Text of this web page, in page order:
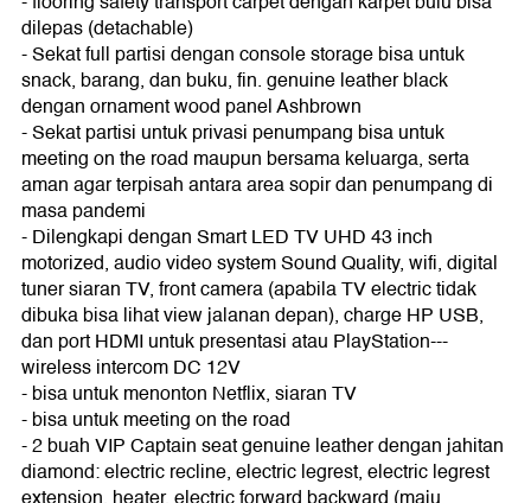
dilepas (detachable)
- Sekat full partisi dengan console storage bisa untuk
snack, barang, dan buku, fin. genuine leather black
dengan ornament wood panel Ashbrown
- Sekat partisi untuk privasi penumpang bisa untuk
meeting on the road maupun bersama keluarga, serta
aman agar terpisah antara area sopir dan penumpang di
masa pandemi
- Dilengkapi dengan Smart LED TV UHD 43 inch
motorized, audio video system Sound Quality, wifi, digital
tuner siaran TV, front camera (apabila TV electric tidak
dibuka bisa lihat view jalanan depan), charge HP USB,
dan port HDMI untuk presentasi atau PlayStation---
wireless intercom DC 12V
- bisa untuk menonton Netflix, siaran TV
- bisa untuk meeting on the road
- 2 buah VIP Captain seat genuine leather dengan jahitan
diamond: electric recline, electric legrest, electric legrest